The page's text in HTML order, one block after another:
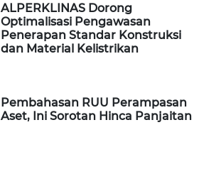
ALPERKLINAS Dorong
Optimalisasi Pengawasan
Penerapan Standar Konstruksi
dan Material Kelistrikan
Pembahasan RUU Perampasan
Aset, Ini Sorotan Hinca Panjaitan